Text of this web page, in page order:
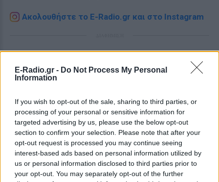
E-Radio.gr - Do Not Process My Personal
Information
If you wish to opt-out of the sale, sharing to third parties, or
processing of your personal or sensitive information for
targeted advertising by us, please use the below opt-out
section to confirm your selection. Please note that after your
opt-out request is processed you may continue seeing
interest-based ads based on personal information utilized by
us or personal information disclosed to third parties prior to
your opt-out. You may separately opt-out of the further
Ακολουθήστε το E-Radio.gr και στο Instagram